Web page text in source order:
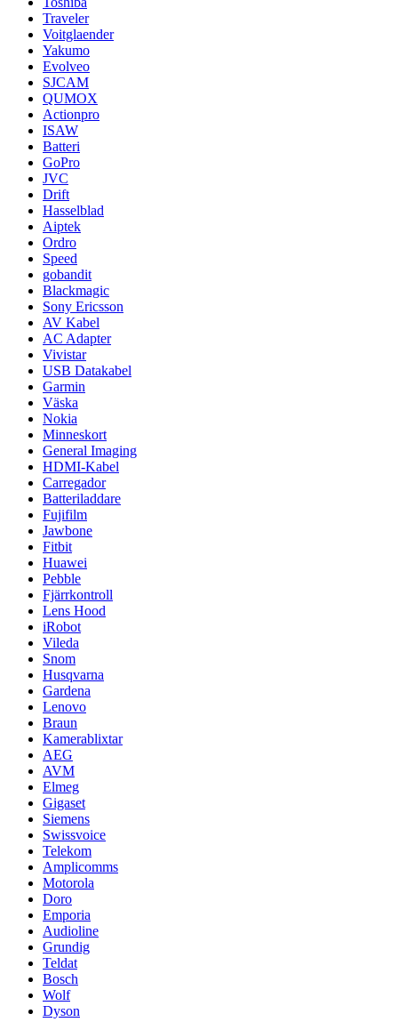
Traveler
Voitglaender
Yakumo
Evolveo
SJCAM
QUMOX
Actionpro
ISAW
Batteri
GoPro
JVC
Drift
Hasselblad
Aiptek
Ordro
Speed
gobandit
Blackmagic
Sony Ericsson
AV Kabel
AC Adapter
Vivistar
USB Datakabel
Garmin
Väska
Nokia
Minneskort
General Imaging
HDMI-Kabel
Carregador
Batteriladdare
Fujifilm
Jawbone
Fitbit
Huawei
Pebble
Fjärrkontroll
Lens Hood
iRobot
Vileda
Snom
Husqvarna
Gardena
Lenovo
Braun
Kamerablixtar
AEG
AVM
Elmeg
Gigaset
Siemens
Swissvoice
Telekom
Amplicomms
Motorola
Doro
Emporia
Audioline
Grundig
Teldat
Bosch
Wolf
Dyson